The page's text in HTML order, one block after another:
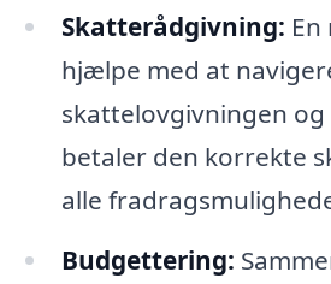
Skatterådgivning:
hjælpe med at
skattelovgivningen og
betaler den korrekte
alle
Budgettering: